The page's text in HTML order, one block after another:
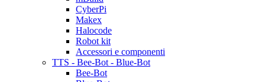
CyberPi
Makex
Halocode
Robot kit
Accessori e componenti
TTS - Bee-Bot - Blue-Bot
Bee-Bot